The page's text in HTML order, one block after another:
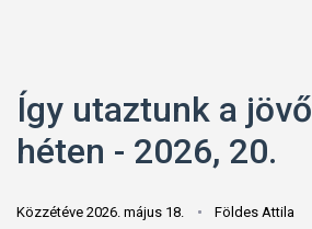
Így utaztunk a
héten - 2026, 20.
Közzétéve 2026. május 18. Földes Attila